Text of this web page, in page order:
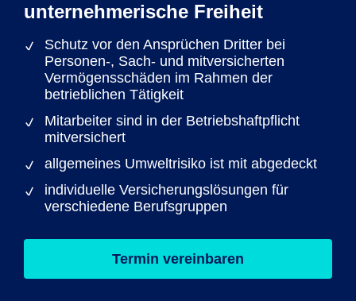
unternehmerische Freiheit
Schutz vor den Ansprüchen Dritter bei
Personen-, Sach- und mitversicherten
Vermögensschäden im Rahmen der
betrieblichen Tätigkeit
Mitarbeiter sind in der Betriebshaftpflicht
mitversichert
allgemeines Umweltrisiko ist mit abgedeckt
individuelle Versicherungslösungen für
verschiedene Berufsgruppen
Termin vereinbaren